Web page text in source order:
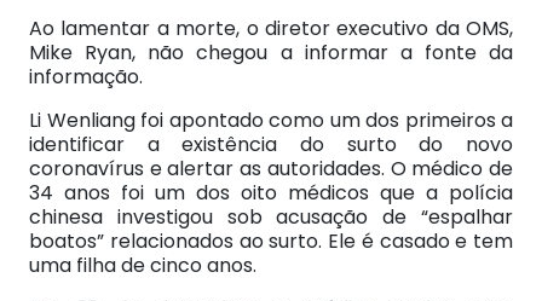
Ao lamentar a morte, o diretor executivo da OMS,
Mike Ryan, não chegou a informar a fonte da
informação.
Li Wenliang foi apontado como um dos primeiros a
identificar a existência do surto do novo
coronavírus e alertar as autoridades. O médico de
34 anos foi um dos oito médicos que a polícia
chinesa investigou sob acusação de “espalhar
boatos” relacionados ao surto. Ele é casado e tem
uma filha de cinco anos.